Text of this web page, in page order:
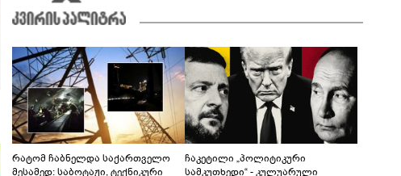
რატომ ჩაბნელდა საქართველო
მესამედ: საბოტაჟი, ტექნიკური
ჩაკეტილი „პოლიტიკური
სამკუთხედი“ - კულუარული